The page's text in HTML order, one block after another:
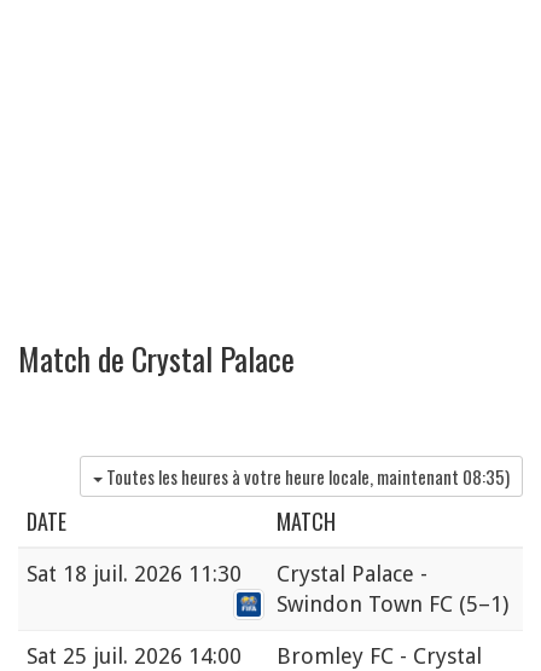
Match de Crystal Palace
Toutes les heures à votre heure locale, maintenant 08:35)
DATE MATCH
Sat 18 juil. 2026 11:30
Crystal Palace -
Swindon Town FC (5–1)
Sat 25 juil. 2026 14:00
Bromley FC - Crystal